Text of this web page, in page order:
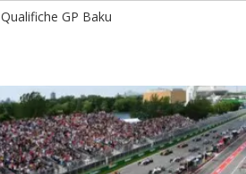
Qualifiche GP Baku